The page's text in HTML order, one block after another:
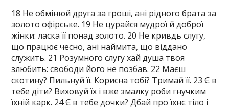
18 Не обмінюй друга за гроші, ані рідного брата за
золото офірське. 19 Не цурайся мудрої й доброї
жінки: ласка її понад золото. 20 Не кривдь слугу,
що працює чесно, ані наймита, що віддано
служить. 21 Розумного слугу хай душа твоя
злюбить: свободи його не позбав. 22 Маєш
скотину? Пильнуй її. Корисна тобі? Тримай її. 23 Є в
тебе діти? Виховуй їх і вже змалку роби гнучким
їхній карк. 24 Є в тебе дочки? Дбай про їхнє тіло і